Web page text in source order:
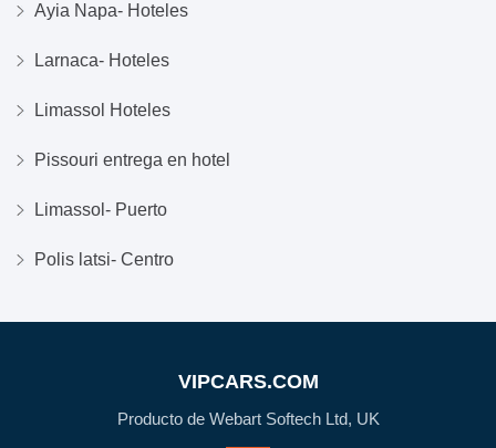
Ayia Napa- Hoteles
Larnaca- Hoteles
Limassol Hoteles
Pissouri entrega en hotel
Limassol- Puerto
Polis latsi- Centro
VIPCARS.COM
Producto de Webart Softech Ltd, UK